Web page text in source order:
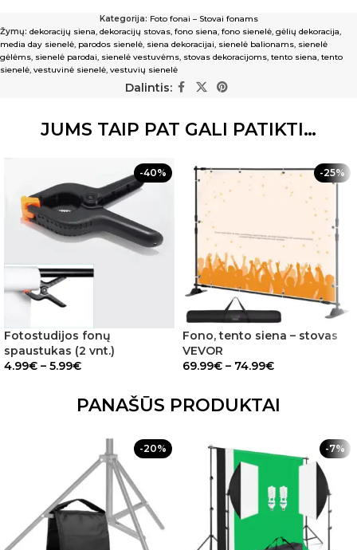
Kategorija: Foto fonai – Stovai fonams
Žymų: dekoracijų siena, dekoracijų stovas, fono siena, fono sienelė, gėlių dekoracija,
media day sienelė, parodos sienelė, siena dekoracijai, sienelė balionams, sienelė
gėlėms, sienelė parodai, sienelė vestuvėms, stovas dekoracijoms, tento siena, tento
sienelė, vestuvinė sienelė, vestuvių sienelė
Dalintis:
JUMS TAIP PAT GALI PATIKTI…
-40%
Fotostudijos fonų
spaustukas (2 vnt.)
4.99€ – 5.99€
-25%
Fono, tento siena – stovas
VEVOR
69.99€ – 74.99€
PANAŠŪS PRODUKTAI
-20% -7%